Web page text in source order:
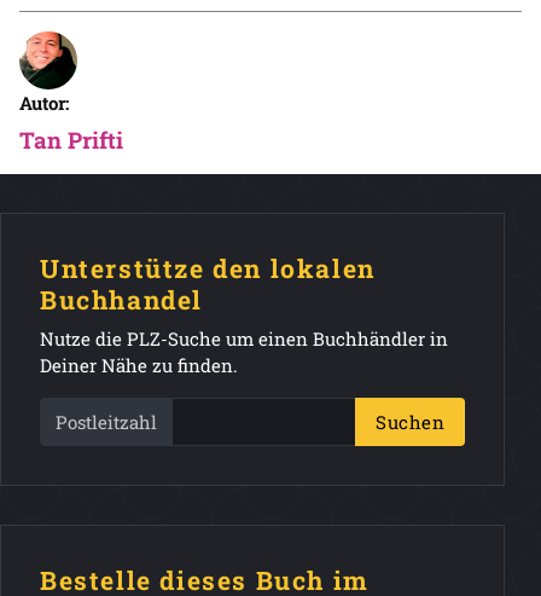
Autor:
Tan Prifti
Unterstütze den lokalen
Buchhandel
Nutze die PLZ-Suche um einen Buchhändler in
Deiner Nähe zu finden.
Postleitzahl Suchen
Bestelle dieses Buch im